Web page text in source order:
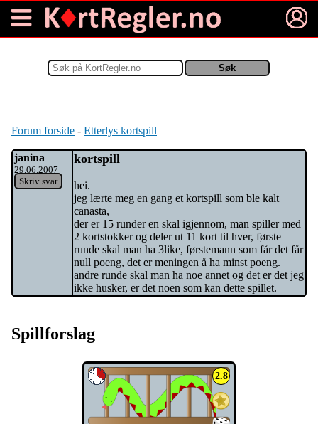
Warning
: Undefined array key 2 in
/home/brettimu/public_html/kortspill/index.php
Forum forside - Etterlys kortspill
janina
29.06.2007
Skriv svar
kortspill
hei.
jeg lærte meg en gang et kortspill som ble kalt
canasta,
der er 15 runder en skal igjennom, man spiller med
2 kortstokker og deler ut 11 kort til hver, første
runde skal man ha 3like, førstemann som får det får
null poeng, det er meningen å ha minst poeng.
andre runde skal man ha noe annet og det er det jeg
ikke husker, er det noen som kan dette spillet.
Spillforslag
2.8